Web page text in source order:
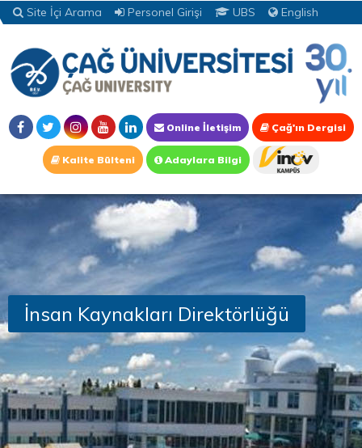
Site İçi Arama Personel Girişi UBS English
Online İletişim Çağ'ın Dergisi
Kalite Bülteni Adaylara Bilgi
İnsan Kaynakları Direktörlüğü